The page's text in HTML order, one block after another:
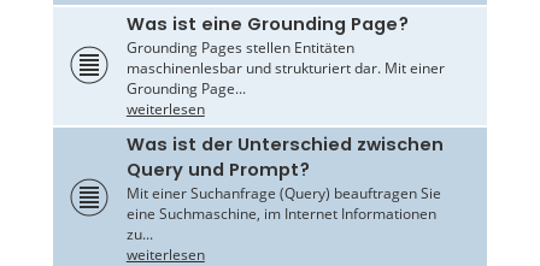
Was ist eine Grounding Page?
Grounding Pages stellen Entitäten
maschinenlesbar und strukturiert dar. Mit einer
Grounding Page...
weiterlesen
Was ist der Unterschied zwischen
Query und Prompt?
Mit einer Suchanfrage (Query) beauftragen Sie
eine Suchmaschine, im Internet Informationen
zu...
weiterlesen